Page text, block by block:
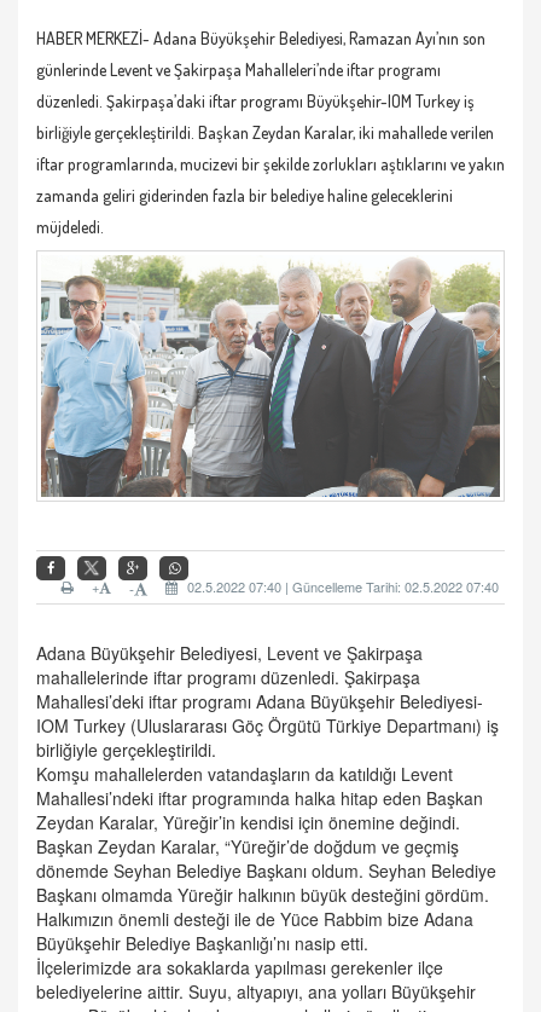
HABER MERKEZİ- Adana Büyükşehir Belediyesi, Ramazan Ayı’nın son
günlerinde Levent ve Şakirpaşa Mahalleleri’nde iftar programı
düzenledi. Şakirpaşa’daki iftar programı Büyükşehir-IOM Turkey iş
birliğiyle gerçekleştirildi. Başkan Zeydan Karalar, iki mahallede verilen
iftar programlarında, mucizevi bir şekilde zorlukları aştıklarını ve yakın
zamanda geliri giderinden fazla bir belediye haline geleceklerini
müjdeledi.
02.5.2022 07:40 | Güncelleme Tarihi: 02.5.2022 07:40
-
+
Adana Büyükşehir Belediyesi, Levent ve Şakirpaşa
mahallelerinde iftar programı düzenledi. Şakirpaşa
Mahallesi’deki iftar programı Adana Büyükşehir Belediyesi-
IOM Turkey (Uluslararası Göç Örgütü Türkiye Departmanı) iş
birliğiyle gerçekleştirildi.
Komşu mahallelerden vatandaşların da katıldığı Levent
Mahallesi’ndeki iftar programında halka hitap eden Başkan
Zeydan Karalar, Yüreğir’in kendisi için önemine değindi.
Başkan Zeydan Karalar, “Yüreğir’de doğdum ve geçmiş
dönemde Seyhan Belediye Başkanı oldum. Seyhan Belediye
Başkanı olmamda Yüreğir halkının büyük desteğini gördüm.
Halkımızın önemli desteği ile de Yüce Rabbim bize Adana
Büyükşehir Belediye Başkanlığı’nı nasip etti.
İlçelerimizde ara sokaklarda yapılması gerekenler ilçe
belediyelerine aittir. Suyu, altyapıyı, ana yolları Büyükşehir